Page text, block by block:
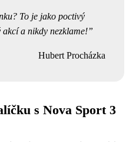
To je jako poctivý
a nikdy nezklame!
Hubert Procházka
s Nova Sport 3